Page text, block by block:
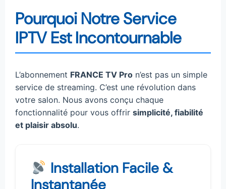
Pourquoi Notre Service
IPTV Est Incontournable
L’abonnement FRANCE TV Pro n’est pas un simple
service de streaming. C’est une révolution dans
votre salon. Nous avons conçu chaque
fonctionnalité pour vous offrir simplicité, fiabilité
et plaisir absolu.
Installation Facile &
Instantanée